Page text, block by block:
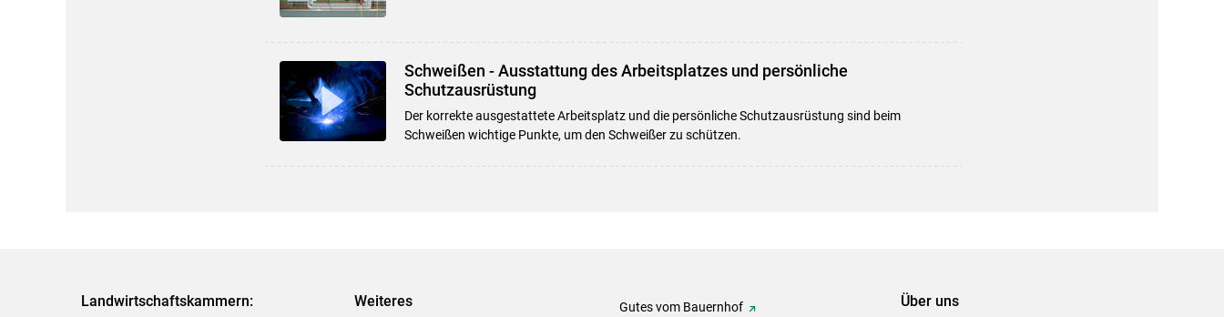
Schweißen - Ausstattung des Arbeitsplatzes und persönliche
Schutzausrüstung
Der korrekte ausgestattete Arbeitsplatz und die persönliche Schutzausrüstung sind beim
Schweißen wichtige Punkte, um den Schweißer zu schützen.
Landwirtschaftskammern: Weiteres Gutes vom Bauernhof Über uns